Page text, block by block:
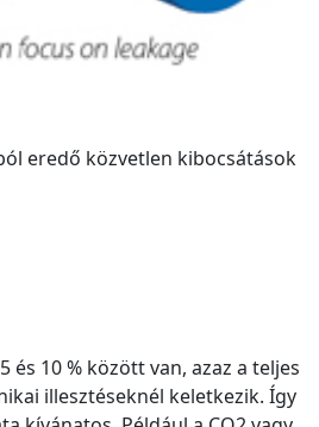
eredő közvetlen kibocsátások
10 % között van, azaz a teljes
illesztéseknél keletkezik. Így